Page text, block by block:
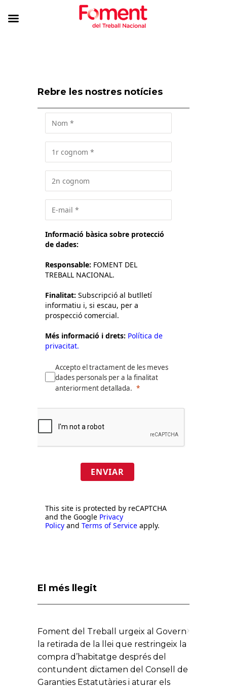
Rebre les nostres notícies
Informació bàsica sobre protecció
de dades:
Responsable: FOMENT DEL
TREBALL NACIONAL.
Finalitat: Subscripció al butlletí
informatiu i, si escau, per a
prospecció comercial.
Més informació i drets: Política de
privacitat.
Accepto el tractament de les meves
dades personals per a la finalitat
anteriorment detallada.
ENVIAR
This site is protected by reCAPTCHA
and the Google Privacy
Policy and Terms of Service apply.
El més llegit
Foment del Treball urgeix al Govern
la retirada de la llei que restringeix la
compra d’habitatge després del
contundent dictamen del Consell de
Garanties Estatutàries i aturar els